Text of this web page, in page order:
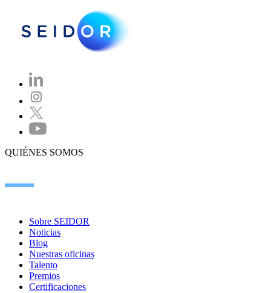
QUIÉNES SOMOS
Sobre SEIDOR
Noticias
Blog
Nuestras oficinas
Talento
Premios
Certificaciones